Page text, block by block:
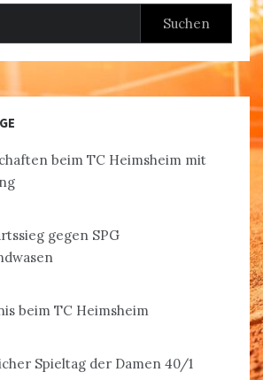
beim TC Heimsheim mit
gegen SPG
beim TC Heimsheim
Spieltag der Damen 40/1